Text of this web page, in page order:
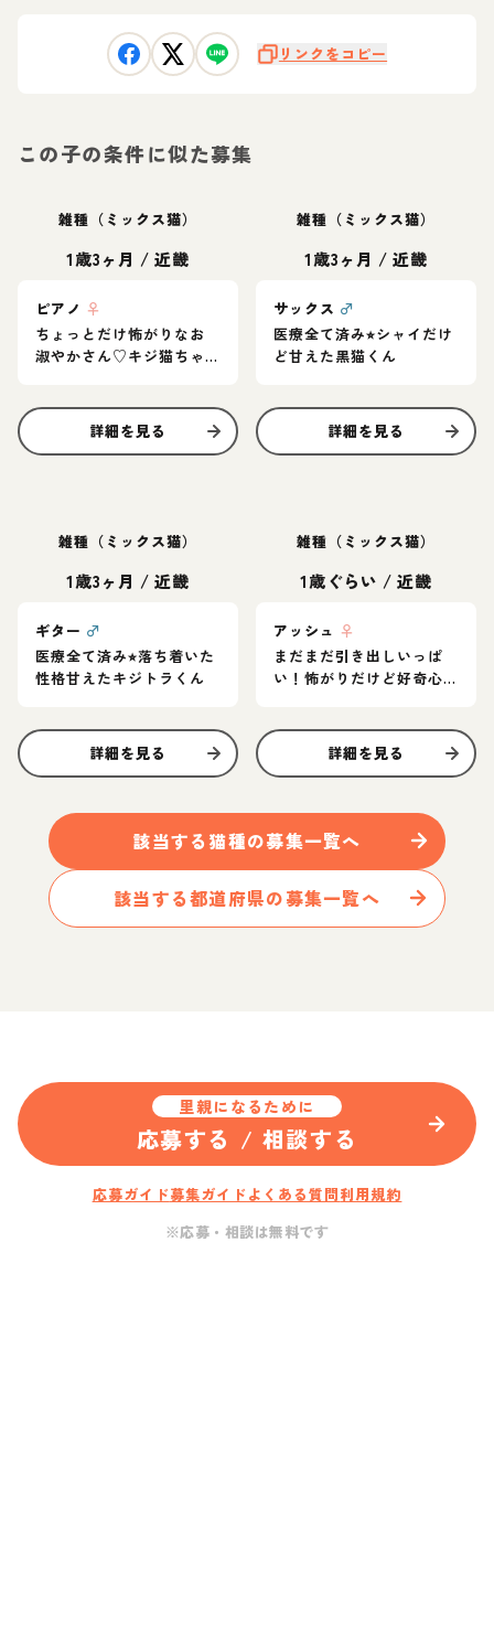
リンクをコピー
この子の条件に似た募集
雑種（ミックス猫）
1歳3ヶ月 /近畿
ピアノ ♀
ちょっとだけ怖がりなお
淑やかさん♡キジ猫ちゃ
詳細を見る
雑種（ミックス猫）
1歳3ヶ月 /近畿
サックス ♂
医療全て済み⭐︎シャイだけ
ど甘えた黒猫くん
詳細を見る
雑種（ミックス猫）
1歳3ヶ月 /近畿
ギター ♂
医療全て済み⭐︎落ち着いた
性格甘えたキジトラくん
詳細を見る
雑種（ミックス猫）
1歳ぐらい /近畿
アッシュ ♀
まだまだ引き出しいっぱ
い！怖がりだけど好奇心
詳細を見る
該当する 猫種の募集一覧へ
該当する都道府県の募集一覧へ
里親になるために
応募する / 相談する
応募ガイド募集ガイド よくある質問利用規約
※応募・相談は無料です